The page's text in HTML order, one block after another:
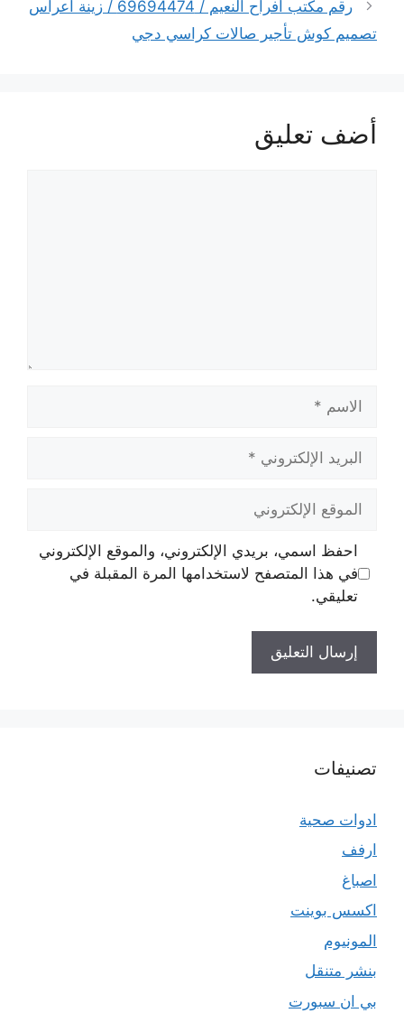
رقم مكتب أفراح النعيم / 69694474 / زينة أعراس
تصميم كوش تأجير صالات كراسي دجي
أضف تعليق
الاسم
البريد
الإلكتروني
الموقع
الإلكتروني
احفظ اسمي، بريدي الإلكتروني، والموقع الإلكتروني
في هذا المتصفح لاستخدامها المرة المقبلة في
تعليقي.
تصنيفات
ادوات صحية
ارفف
اصباغ
اكسس بوينت
المونيوم
بنشر متنقل
بي ان سبورت